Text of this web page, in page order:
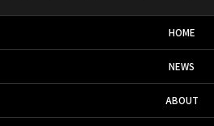
HOME
NEWS
ABOUT